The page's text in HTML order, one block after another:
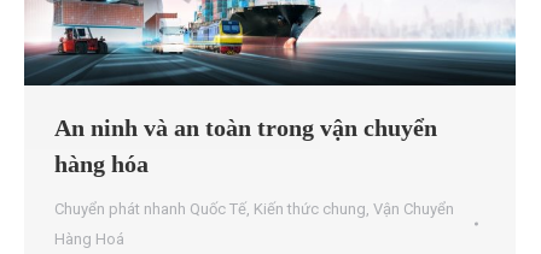
An ninh và an toàn trong vận chuyển
hàng hóa
Chuyển phát nhanh Quốc Tế Kiến thức chung Vận Chuyển
Hàng Hoá